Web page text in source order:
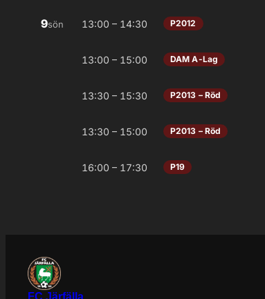
9sön 13:00 – 14:30 P2012
13:00 – 15:00 DAM A-Lag
13:30 – 15:30 P2013 – Röd
13:30 – 15:00 P2013 – Röd
16:00 – 17:30 P19